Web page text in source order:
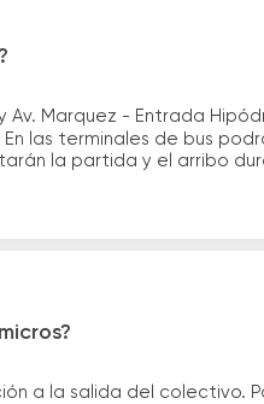
Av. Marquez - Entrada
las terminales de bus
la partida y el arribo
a la salida del colectivo.